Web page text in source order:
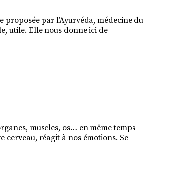
par l’Ayurvéda, médecine du
utile. Elle nous donne ici de
muscles, os… en même temps
cerveau, réagit à nos émotions. Se